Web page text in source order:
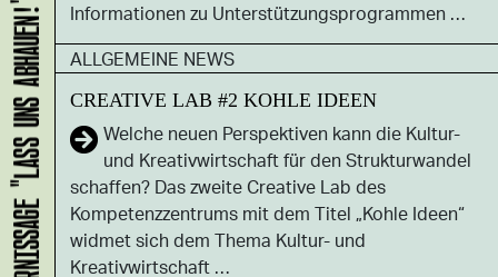
Informationen zu Unterstützungsprogrammen …
ALLGEMEINE NEWS
CREATIVE LAB #2 KOHLE IDEEN
Welche neuen Perspektiven kann die Kultur-
und Kreativwirtschaft für den Strukturwandel
schaffen? Das zweite Creative Lab des
Kompetenzzentrums mit dem Titel „Kohle Ideen“
widmet sich dem Thema Kultur- und
Kreativwirtschaft …